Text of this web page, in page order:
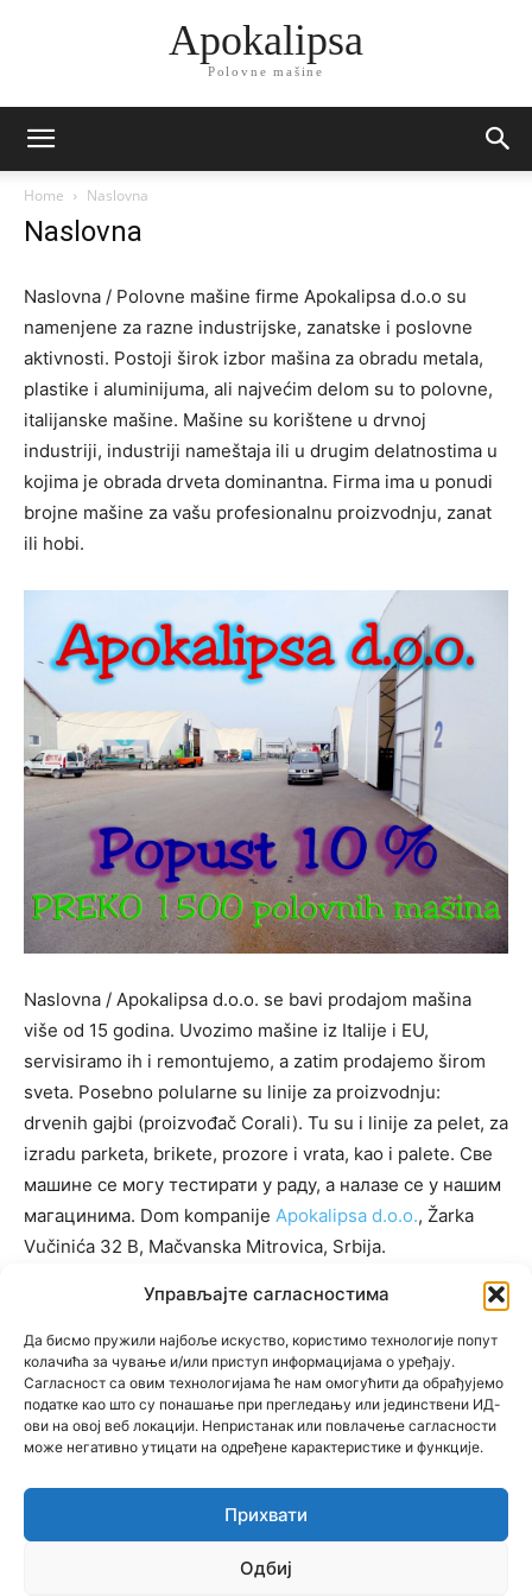
Управљајте сагласностима
Да бисмо пружили најбоље искуство, користимо технологије попут
колачића за чување и/или приступ информацијама о уређају.
Сагласност са овим технологијама ће нам омогућити да обрађујемо
податке као што су понашање при прегледању или јединствени ИД-
ови на овој веб локацији. Непристанак или повлачење сагласности
може негативно утицати на одређене карактеристике и функције.
Прихвати
Одбиј
Apokalipsa
Polovne mašine
Home Naslovna
Naslovna
Naslovna / Polovne mašine firme Apokalipsa d.o.o su
namenjene za razne industrijske, zanatske i poslovne
aktivnosti. Postoji širok izbor mašina za obradu metala,
plastike i aluminijuma, ali najvećim delom su to polovne,
italijanske mašine. Mašine su korištene u drvnoj
industriji, industriji nameštaja ili u drugim delatnostima u
kojima je obrada drveta dominantna. Firma ima u ponudi
brojne mašine za vašu profesionalnu proizvodnju, zanat
ili hobi.
Naslovna / Apokalipsa d.o.o. se bavi prodajom mašina
više od 15 godina. Uvozimo mašine iz Italije i EU,
servisiramo ih i remontujemo, a zatim prodajemo širom
sveta. Posebno polularne su linije za proizvodnju:
drvenih gajbi (proizvođač Corali). Tu su i linije za pelet, za
izradu parketa, brikete, prozore i vrata, kao i palete. Све
машине се могу тестирати у раду, а налазе се у нашим
магацинима. Dom kompanije Apokalipsa d.o.o., Žarka
Vučinića 32 B, Mačvanska Mitrovica, Srbija.
KATEGORIJE
KATEGORIJE
© Newspaper WordPress Theme by TagDiv